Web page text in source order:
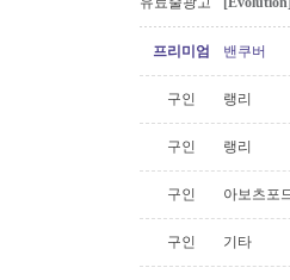
프리미엄 밴쿠버
구인 랭리
구인 랭리
구인 아보츠포
구인 기타